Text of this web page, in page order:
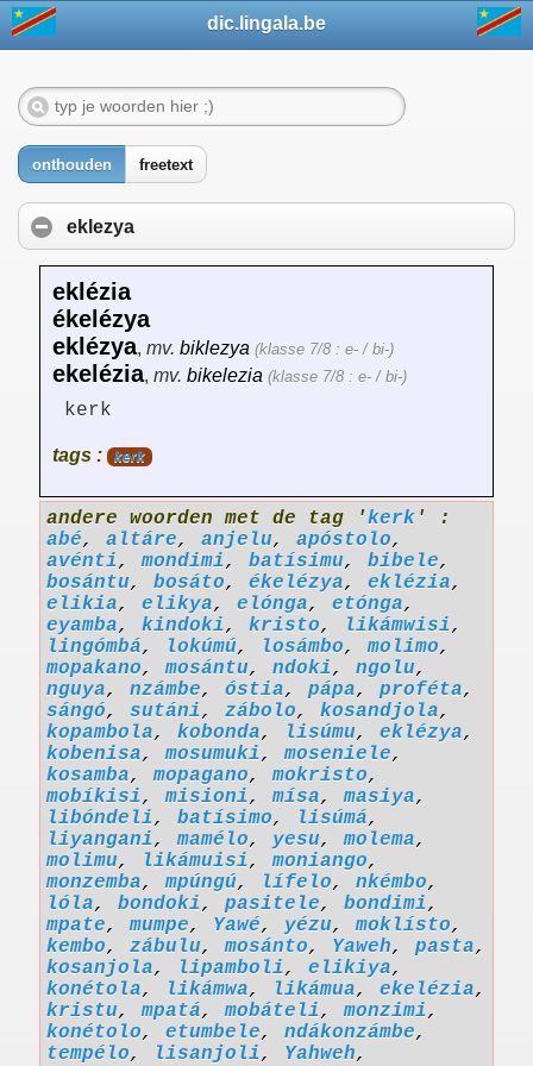
dic.lingala.be
onthouden freetext
eklezya
eklézia
ékelézya
eklézya, mv. biklezya (klasse 7/8 : e- / bi-)
ekelézia, mv. bikelezia (klasse 7/8 : e- / bi-)
kerk
tags : kerk
andere woorden met de tag 'kerk ' :
abé, altáre, anjelu, apóstolo,
avénti,mondimi, batísimu, bibele,
bosántu, bosáto, ékelézya, eklézia,
elikia, elikya, elónga, etónga,
eyamba, kindoki, kristo, likámwisi,
lingómbá, lokúmú, losámbo,molimo,
mopakano,mosántu, ndoki, ngolu,
nguya, nzámbe, óstia, pápa, proféta,
sángó, sutáni, zábolo, kosandjola,
kopambola, kobonda, lisúmu, eklézya,
kobenisa,mosumuki,moseniele,
kosamba,mopagano,mokristo,
mobíkisi,misioni,mísa,masiya,
libóndeli, batísimo, lisúmá,
liyangani,mamélo, yesu,molema,
molimu, likámuisi,moniango,
monzemba,mpúngú, lífelo, nkémbo,
lóla, bondoki, pasitele, bondimi,
mpate,mumpe, Yawé, yézu,moklísto,
kembo, zábulu,mosánto, Yaweh, pasta,
kosanjola, lipamboli, elikiya,
konétola, likámwa, likámua, ekelézia,
kristu,mpatá,mobáteli,monzimi,
konétolo, etumbele, ndákonzámbe,
tempélo, lisanjoli, Yahweh,